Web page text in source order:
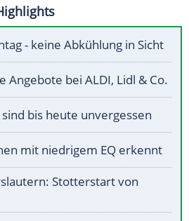
- keine Abkühlung in Sicht
Angebote bei ALDI, Lidl & Co.
bis heute unvergessen
mit niedrigem EQ erkennt
Stotterstart von